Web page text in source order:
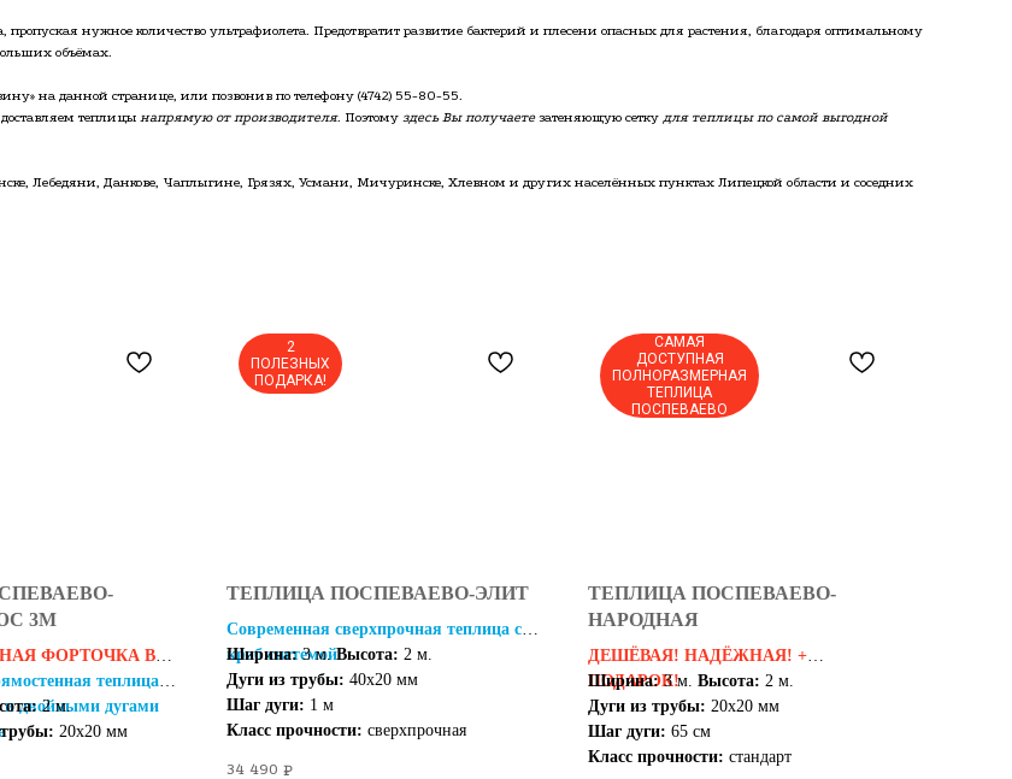
пропуская нужное количество ультрафиолета. Предотвратит развитие бактерий и плесени опасных для растения, благодаря оптимальному
объёмах.
на данной странице, или позвонив по телефону (4742) 55-80-55.
теплицы напрямую от производителя. Поэтому здесь Вы получаетезатеняющую сетку для теплицы по самой выгодной
Лебедяни, Данкове, Чаплыгине, Грязях, Усмани, Мичуринске, Хлевном и других населённых пунктах Липецкой области и соседних
3М
ФОРТОЧКА В
теплица с
и двойными дугами
2 м.
20х20 мм
2
ПОЛЕЗНЫХ
ПОДАРКА!
ТЕПЛИЦА ПОСПЕВАЕВО-ЭЛИТ
Современная сверхпрочная теплица с
краб системой
Ширина:3 м.Высота: 2 м.
Дуги из трубы: 40х20 мм
Шаг дуги: 1 м
Класс прочности: сверхпрочная
34 490 ₽
САМАЯ
ДОСТУПНАЯ
ПОЛНОРАЗМЕРНАЯ
ТЕПЛИЦА
ПОСПЕВАЕВО
ТЕПЛИЦА ПОСПЕВАЕВО-
НАРОДНАЯ
ДЕШЁВАЯ! НАДЁЖНАЯ! +
ПОДАРОК!
Ширина:3 м. Высота: 2 м.
Дуги из трубы: 20х20 мм
Шаг дуги: 65 см
Класс прочности: стандарт